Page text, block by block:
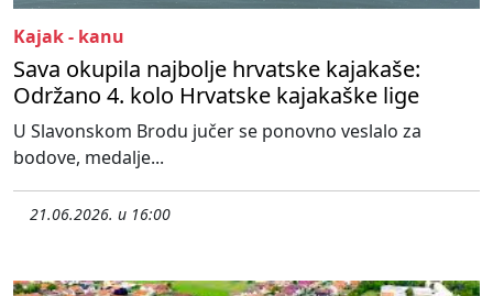
Kajak - kanu
Sava okupila najbolje hrvatske kajakaše:
Održano 4. kolo Hrvatske kajakaške lige
U Slavonskom Brodu jučer se ponovno veslalo za
bodove, medalje...
21.06.2026. u 16:00